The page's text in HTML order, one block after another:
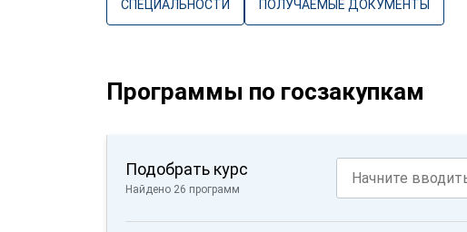
СПЕЦИАЛЬНОСТИ ПОЛУЧАЕМЫЕ ДОКУМЕНТЫ
Программы по госзакупкам
Подобрать курс
Найдено 26 программ